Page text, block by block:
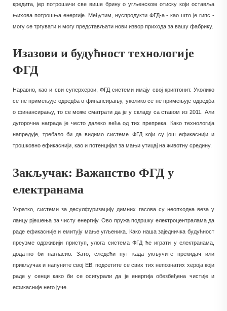
кредита, јер потрошачи све више брину о угљенском отиску који оставља
њихова потрошња енергије. Међутим, нуспродукти ФГД-а - као што је гипс -
могу се тргувати и могу представљати нови извор прихода за вашу фабрику.
Изазови и будућност технологије
ФГД
Наравно, као и сви суперхерои, ФГД системи имају свој криптонит. Уколико
се не примењује одредба о финансирању, уколико се не примењује одредба
о финансирању, то се може сматрати да је у складу са ставом из 2011. Али
дугорочна награда је често далеко већа од тих препрека. Како технологија
напредује, требало би да видимо системе ФГД који су још ефикаснији и
трошковно ефикаснији, као и потенцијал за мањи утицај на животну средину.
Закључак: Важанство ФГД у
електранама
Укратко, системи за десулфуризацију димних гасова су неопходна веза у
ланцу рјешења за чисту енергију. Ово пружа подршку електроцентралама да
раде ефикасније и емитују мање угљеника. Како наша заједничка будућност
преузме одрживији приступ, улога система ФГД ће играти у електранама,
додатно би нагласио. Зато, следећи пут када укључите прекидач или
прикључак и напуните свој ЕВ, подсетите се свих тих непознатих хероја који
раде у сенци како би се осигурали да је енергија обезбеђена чистије и
ефикасније него јуче.